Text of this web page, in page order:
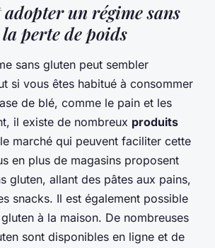
adopter un régime sans
perte de poids
sans gluten peut sembler
si vous êtes habitué à consommer
de blé, comme le pain et les
il existe de nombreux produits
marché qui peuvent faciliter cette
en plus de magasins proposent
gluten, allant des pâtes aux pains,
snacks. Il est également possible
à la maison. De nombreuses
sont disponibles en ligne et de